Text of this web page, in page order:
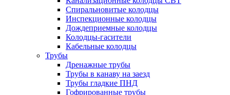
Спиральновитые колодцы
Инспекционные колодцы
Дождеприемные колодцы
Колодцы-гасители
Кабельные колодцы
Трубы
Дренажные трубы
Трубы в канаву на заезд
Трубы гладкие ПНД
Гофрированные трубы